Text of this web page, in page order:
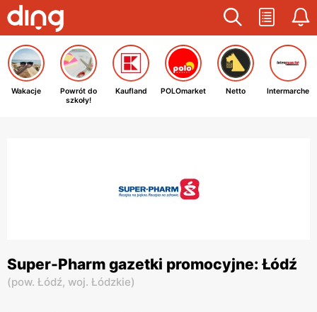
Wakacje
Powrót do
szkoły!
Kaufland POLOmarket Netto Intermarche
Super-Pharm gazetki promocyjne: Łódź
(pow. Łódź, woj. Łódzkie)